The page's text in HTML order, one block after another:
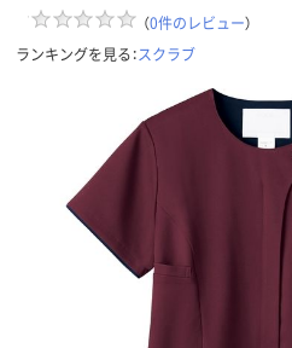
（0件のレビュー）
ランキングを見る：スクラブ